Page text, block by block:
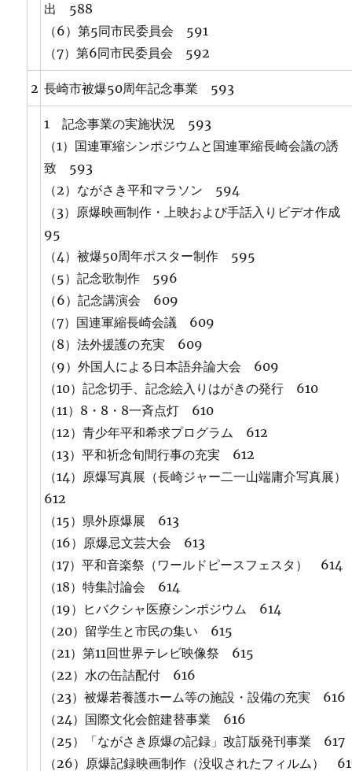
出 588
（6）第5同市民委員会 591
（7）第6同市民委員会 592
2 長崎市被爆50周年記念事業 593
1 記念事業の実施状況 593
（1）国連軍縮シンポジウムと国連軍縮長崎会議の誘
致 593
（2）ながさき平和マラソン 594
（3）原爆映画制作・上映および手話入りビデオ作
95
（4）被爆50周年ポスター制作 595
（5）記念歌制作 596
（6）記念講演会 609
（7）国連軍縮長崎会議 609
（8）法外援護の充実 609
（9）外国人による日本語弁論大会 609
（10）記念切手、記念絵入りはがきの発行 610
（11）8・8・8一斉点灯 610
（12）青少年平和希求プログラム 612
（13）平和祈念旬間行事の充実 612
（14）原爆写真展（長崎ジャー二一山端庸介写真展
612
（15）県外原爆展 613
（16）原爆忌文芸大会 613
（17）平和音楽祭（ワールドピースフェスタ） 614
（18）特集討論会 614
（19）ヒバクシャ医療シンポジウム 614
（20）留学生と市民の集い 615
（21）第11回世界テレビ映像祭 615
（22）水の缶詰配付 616
（23）被爆若養護ホーム等の施設・設備の充実 616
（24）国際文化会館建替事業 616
（25）「ながさき原爆の記録」改訂版発刊事業 617
（26）原爆記録映画制作（没収されたフィルム）